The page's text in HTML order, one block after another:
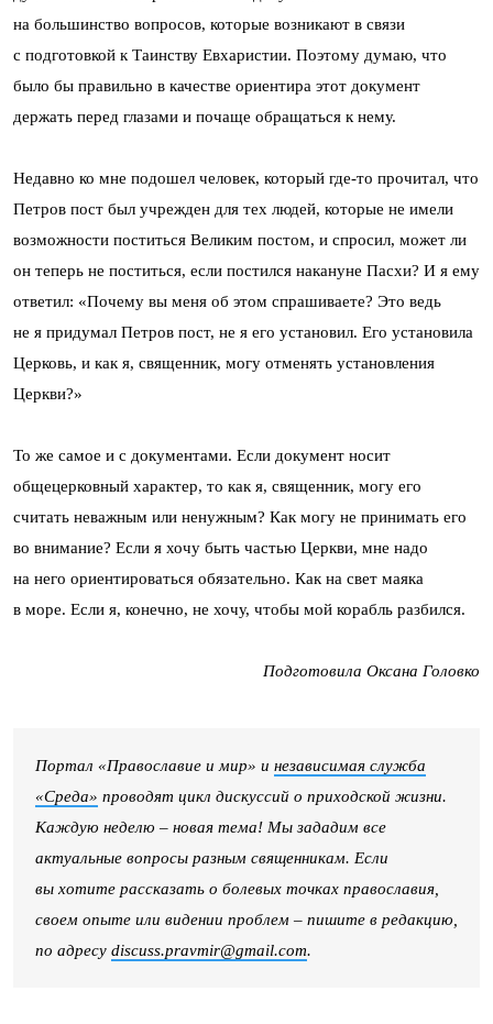
на большинство вопросов, которые возникают в связи
с подготовкой к Таинству Евхаристии. Поэтому думаю, что
было бы правильно в качестве ориентира этот документ
держать перед глазами и почаще обращаться к нему.
Недавно ко мне подошел человек, который где-то прочитал, что
Петров пост был учрежден для тех людей, которые не имели
возможности поститься Великим постом, и спросил, может ли
он теперь не поститься, если постился накануне Пасхи? И я ему
ответил: «Почему вы меня об этом спрашиваете? Это ведь
не я придумал Петров пост, не я его установил. Его установила
Церковь, и как я, священник, могу отменять установления
Церкви?»
То же самое и с документами. Если документ носит
общецерковный характер, то как я, священник, могу его
считать неважным или ненужным? Как могу не принимать его
во внимание? Если я хочу быть частью Церкви, мне надо
на него ориентироваться обязательно. Как на свет маяка
в море. Если я, конечно, не хочу, чтобы мой корабль разбился.
Подготовила Оксана Головко
Портал «Православие и мир» и независимая служба
«Среда» проводят цикл дискуссий о приходской жизни.
Каждую неделю – новая тема! Мы зададим все
актуальные вопросы разным священникам. Если
вы хотите рассказать о болевых точках православия,
своем опыте или видении проблем – пишите в редакцию,
по адресу discuss.pravmir@gmail.com.